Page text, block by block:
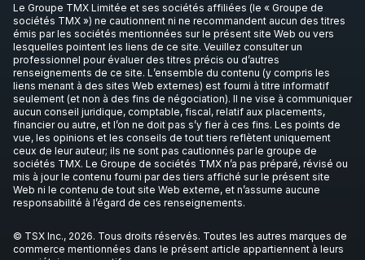
Le Groupe TMX Limitée et ses sociétés affiliées (le « Groupe de
sociétés TMX ») ne cautionnent ni ne recommandent aucun des titres
émis par les sociétés mentionnées sur le présent site Web ou vers
lesquelles pointent les liens de ce site. Veuillez consulter un
professionnel pour évaluer des titres précis ou d’autres
renseignements de ce site. L’ensemble du contenu (y compris les
liens menant à des sites Web externes) est fourni à titre informatif
seulement (et non à des fins de négociation). Il ne vise à communiquer
aucun conseil juridique, comptable, fiscal, relatif aux placements,
financier ou autre, et l’on ne doit pas s’y fier à ces fins. Les points de
vue, les opinions et les conseils de tout tiers reflètent uniquement
ceux de leur auteur; ils ne sont pas cautionnés par le groupe de
sociétés TMX. Le Groupe de sociétés TMX n’a pas préparé, révisé ou
mis à jour le contenu fourni par des tiers affiché sur le présent site
Web ni le contenu de tout site Web externe, et n’assume aucune
responsabilité à l’égard de ces renseignements.
© TSX Inc., 2026. Tous droits réservés. Toutes les autres marques de
commerce mentionnées dans le présent article appartiennent à leurs